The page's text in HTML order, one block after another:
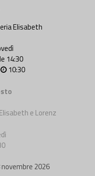
Elisabeth
14:30
10:30
e Lorenz
2026